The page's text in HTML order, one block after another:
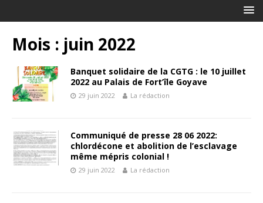
Mois : juin 2022
Banquet solidaire de la CGTG : le 10 juillet
2022 au Palais de Fort’île Goyave
29 juin 2022 La rédaction
Communiqué de presse 28 06 2022:
chlordécone et abolition de l’esclavage
même mépris colonial !
29 juin 2022 La rédaction